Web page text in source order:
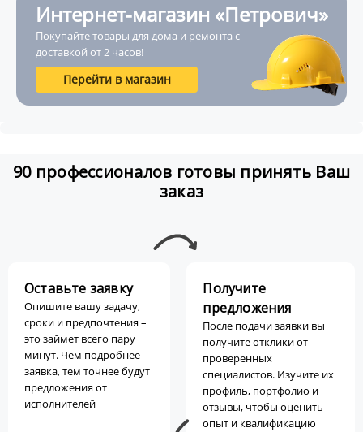
Интернет-магазин «Петрович»
Покупайте товары для дома и ремонта с
доставкой от 2 часов!
Перейти в магазин
90 профессионалов готовы принять Ваш
заказ
Оставьте заявку
Опишите вашу задачу,
сроки и предпочтения –
это займет всего пару
минут. Чем подробнее
заявка, тем точнее будут
предложения от
исполнителей
Получите
предложения
После подачи заявки вы
получите отклики от
проверенных
специалистов. Изучите их
профиль, портфолио и
отзывы, чтобы оценить
опыт и квалификацию